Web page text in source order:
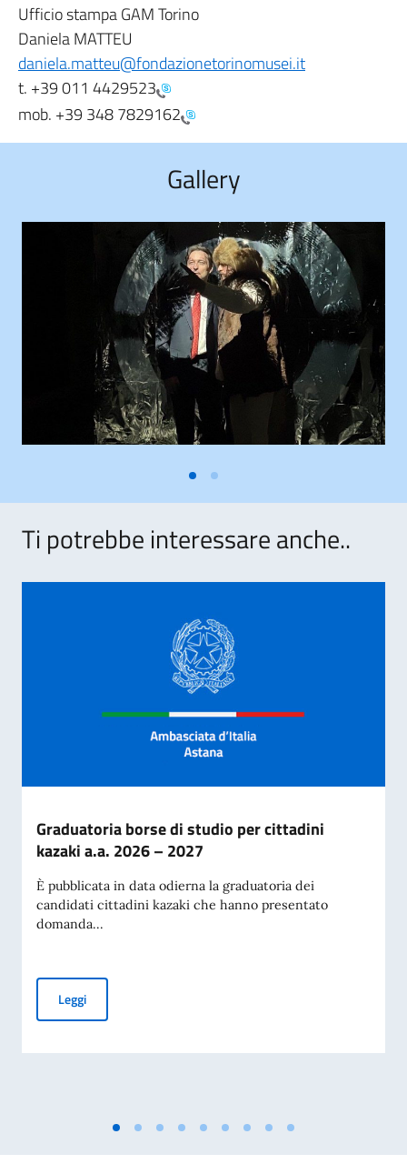
Ufficio stampa GAM Torino
Daniela MATTEU
daniela.matteu@fondazionetorinomusei.it
t. +39 011 4429523
mob. +39 348 7829162
Gallery
Ti potrebbe interessare anche..
Graduatoria borse di studio per cittadini
kazaki a.a. 2026 – 2027
È pubblicata in data odierna la graduatoria dei
candidati cittadini kazaki che hanno presentato
domanda...
LeggiGraduatoria borse di studio per cittadini kazaki a.a. 2026 –